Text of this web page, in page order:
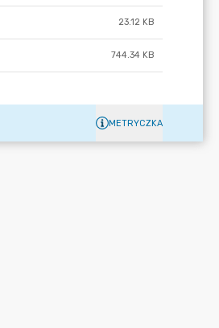
23.12 KB
744.34 KB
METRYCZKA